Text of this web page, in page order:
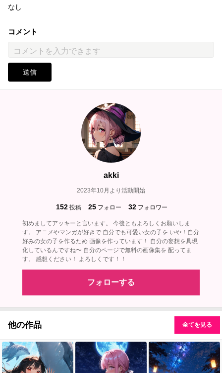
なし
コメント
送信
akki
2023年10月より活動開始
152 投稿 25 フォロー 32 フォロワー
初めましてアッキーと言います。 今後ともよろしくお願いしま
す。 アニメやマンガが好きで 自分でも可愛い女の子を いや！自分
好みの女の子を作るため 画像を作っています！ 自分の妄想を具現
化しているんですね〜 自分のページで無料の画像集を 配ってま
す。 感想ください！ よろしくです！！
フォローする
他の作品 全てを見る